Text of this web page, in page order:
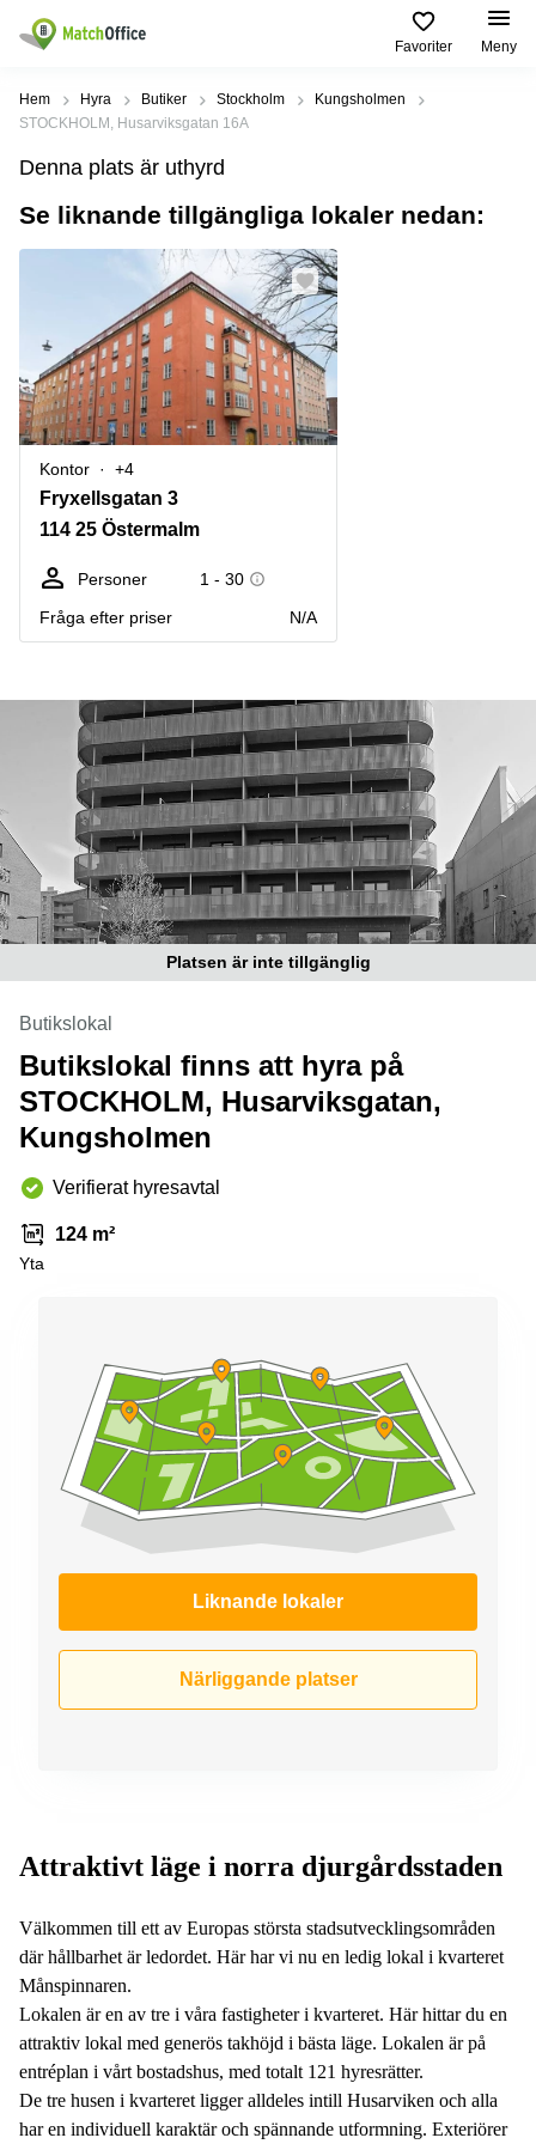
Favoriter Meny
Hyra / hyra ut
Kategorier
Kontor
Kontorshotell
Lagerlokaler
Industrilokaler
Butikslokaler
Verkstad
Mötesrum
kontor
Populära
Städer
Stockholm
Uppsala
Norrköping
Östermalm
Skåne
Älvsjö
Vasastan
Populära
sökningar
Kontorshotell
Stockholm
Kontorshotell
Göteborg
Coworking
Stockholm
Kontorshotell
Malmö
Coworking
Malmö
Lediga
lokaler
Hisingen
Lediga
lokaler
Hägersten
Hjälp
Om oss
Pris
Logga in
Hem Hyra Butiker Stockholm
Kungsholmen
STOCKHOLM, Husarviksgatan 16A
Denna plats är uthyrd
Se liknande tillgängliga lokaler nedan:
Kontor +4
Fryxellsgatan 3
114 25 Östermalm
Personer
1 - 30
Fråga efter priser
N/A
Platsen är inte tillgänglig
Butikslokal
Butikslokal finns att hyra på
STOCKHOLM, Husarviksgatan,
Kungsholmen
Verifierat hyresavtal
124 m²
Yta
Liknande lokaler
Närliggande platser
Attraktivt läge i norra djurgårdsstaden
Välkommen till ett av Europas största stadsutvecklingsområden
där hållbarhet är ledordet. Här har vi nu en ledig lokal i kvarteret
Månspinnaren.
Lokalen är en av tre i våra fastigheter i kvarteret. Här hittar du en
attraktiv lokal med generös takhöjd i bästa läge. Lokalen är på
entréplan i vårt bostadshus, med totalt 121 hyresrätter.
De tre husen i kvarteret ligger alldeles intill Husarviken och alla
har en individuell karaktär och spännande utformning. Exteriörer